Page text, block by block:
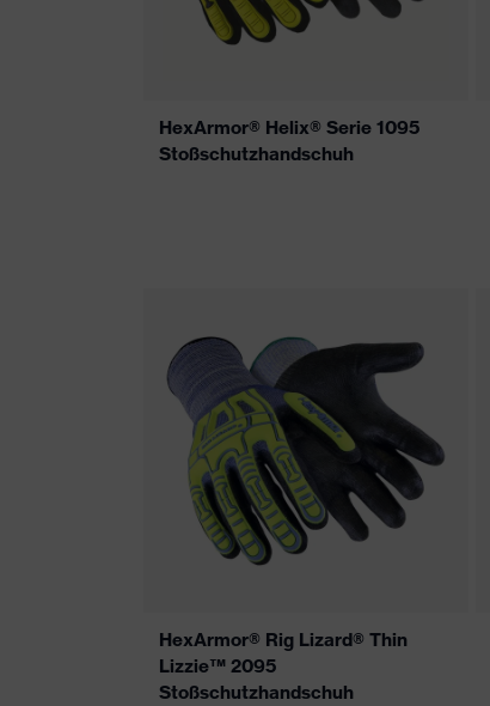
HexArmor® Helix® Serie 1095
Stoßschutzhandschuh
HexArmor® Rig Lizard® Thin
Lizzie™ 2095
Stoßschutzhandschuh